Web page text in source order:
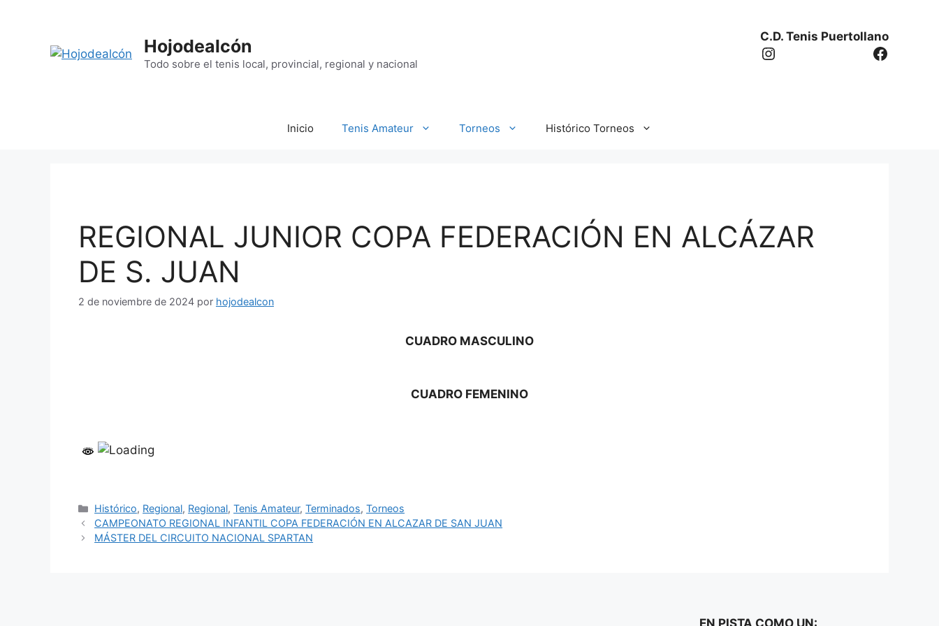
contenido
Hojodealcón
Todo sobre el tenis local, provincial, regional y nacional
C.D. Tenis Puertollano
Instagram
Inicio Tenis Amateur Torneos Histórico Torneos
REGIONAL JUNIOR COPA FEDERACIÓN EN ALCÁZAR
DE S. JUAN
2 de noviembre de 2024 por hojodealcon
CUADRO MASCULINO
CUADRO FEMENINO
Categorías
Histórico, Regional, Regional,Tenis Amateur,Terminados,Torneos
CAMPEONATO REGIONAL INFANTIL COPA FEDERACIÓN EN ALCAZAR DE SAN JUAN
MÁSTER DEL CIRCUITO NACIONAL SPARTAN